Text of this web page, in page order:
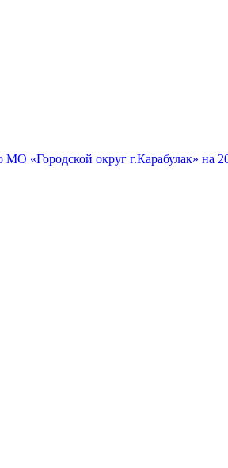
«Городской округ г.Карабулак» на